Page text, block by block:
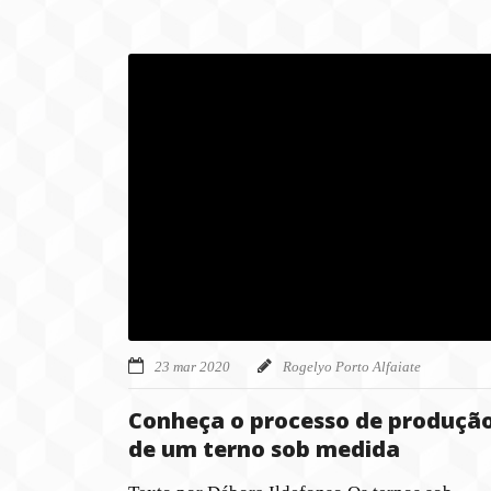
23 mar 2020 Rogelyo Porto Alfaiate
Conheça o processo de
de um terno sob medida